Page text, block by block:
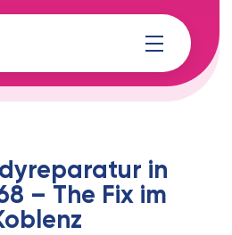
in
– The Fix im